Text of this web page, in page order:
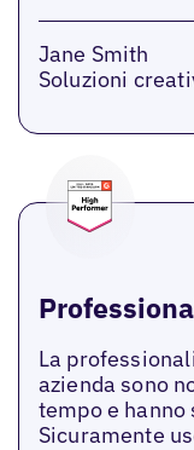
Jane Smith
Soluzioni
La
azienda sono
tempo e
Sicuramente